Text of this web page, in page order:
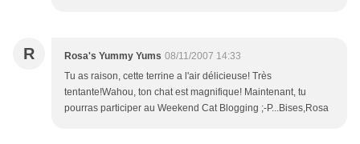
R Rosa's Yummy Yums 08/11/2007 14:33
Tu as raison, cette terrine a l'air délicieuse! Très
tentante!Wahou, ton chat est magnifique! Maintenant, tu
pourras participer au Weekend Cat Blogging ;-P...Bises,Rosa